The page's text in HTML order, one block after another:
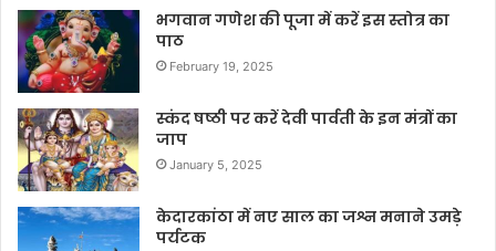
भगवान गणेश की पूजा में करें इस स्तोत्र का
पाठ
February 19, 2025
स्कंद षष्ठी पर करें देवी पार्वती के इन मंत्रों का
जाप
January 5, 2025
केदारकांठा में नए साल का जश्न मनाने उमड़े
पर्यटक